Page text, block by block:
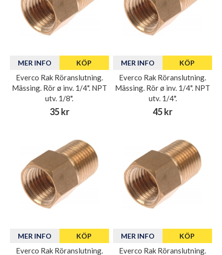
MER INFO KÖP
Everco Rak Röranslutning.
Mässing. Rör ø inv. 1/4". NPT
utv. 1/8".
35 kr
MER INFO KÖP
Everco Rak Röranslutning.
Mässing. Rör ø inv. 1/4". NPT
utv. 1/4".
45 kr
MER INFO KÖP
Everco Rak Röranslutning.
MER INFO KÖP
Everco Rak Röranslutning.